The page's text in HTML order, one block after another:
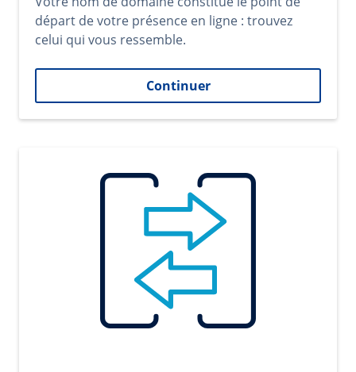
départ de votre présence en ligne : trouvez
celui qui vous ressemble.
Continuer